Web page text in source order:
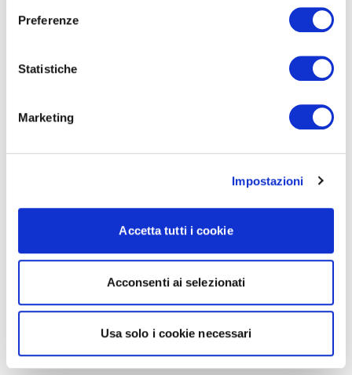
Preferenze
Statistiche
Marketing
Impostazioni
Accetta tutti i cookie
Acconsenti ai selezionati
Usa solo i cookie necessari